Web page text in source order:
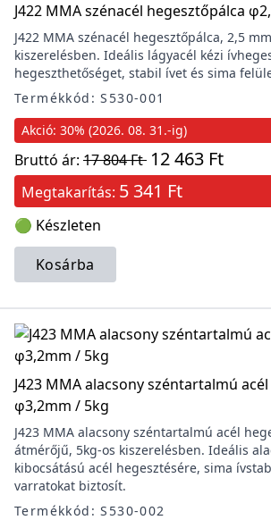
J422 MMA szénacél hegesztőpálca
J422 MMA szénacél hegesztőpálca, 2,5
kiszerelésben. Ideális lágyacél kézi
hegeszthetőséget, stabil ívet és sima
Termékkód: S530-001
Akció: 30% (2026. 08. 31.-ig)
Bruttó ár: 17 804 Ft 12 463 Ft
Megtakarítás: 5 341 Ft
🟢 Készleten
Kosárba
J423 MMA alacsony széntartalmú
φ3,2mm / 5kg
J423 MMA alacsony széntartalmú acél
átmérőjű, 5kg-os kiszerelésben. Ideális
kibocsátású acél hegesztésére, sima
varratokat biztosít.
Termékkód: S530-002